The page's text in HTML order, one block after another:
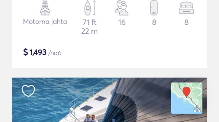
Motorna jahta
71 ft
22 m
16 8 8
$1,493 /noč